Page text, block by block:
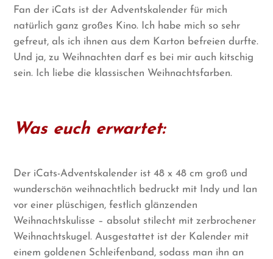
Fan der iCats ist der Adventskalender für mich
natürlich ganz großes Kino. Ich habe mich so sehr
gefreut, als ich ihnen aus dem Karton befreien durfte.
Und ja, zu Weihnachten darf es bei mir auch kitschig
sein. Ich liebe die klassischen Weihnachtsfarben.
Was euch erwartet:
Der iCats-Adventskalender ist 48 x 48 cm groß und
wunderschön weihnachtlich bedruckt mit Indy und Ian
vor einer plüschigen, festlich glänzenden
Weihnachtskulisse – absolut stilecht mit zerbrochener
Weihnachtskugel. Ausgestattet ist der Kalender mit
einem goldenen Schleifenband, sodass man ihn an